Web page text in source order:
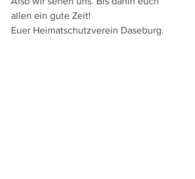
allen ein gute Zeit!
Euer Heimatschutzverein Daseburg.